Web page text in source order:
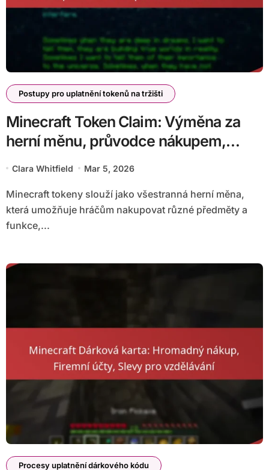
Postupy pro uplatnění tokenů na tržišti
Minecraft Token Claim: Výměna za
herní měnu, průvodce nákupem,
Clara Whitfield Mar 5, 2026
Minecraft tokeny slouží jako všestranná herní měna,
která umožňuje hráčům nakupovat různé předměty a
funkce,...
Procesy uplatnění dárkového kódu